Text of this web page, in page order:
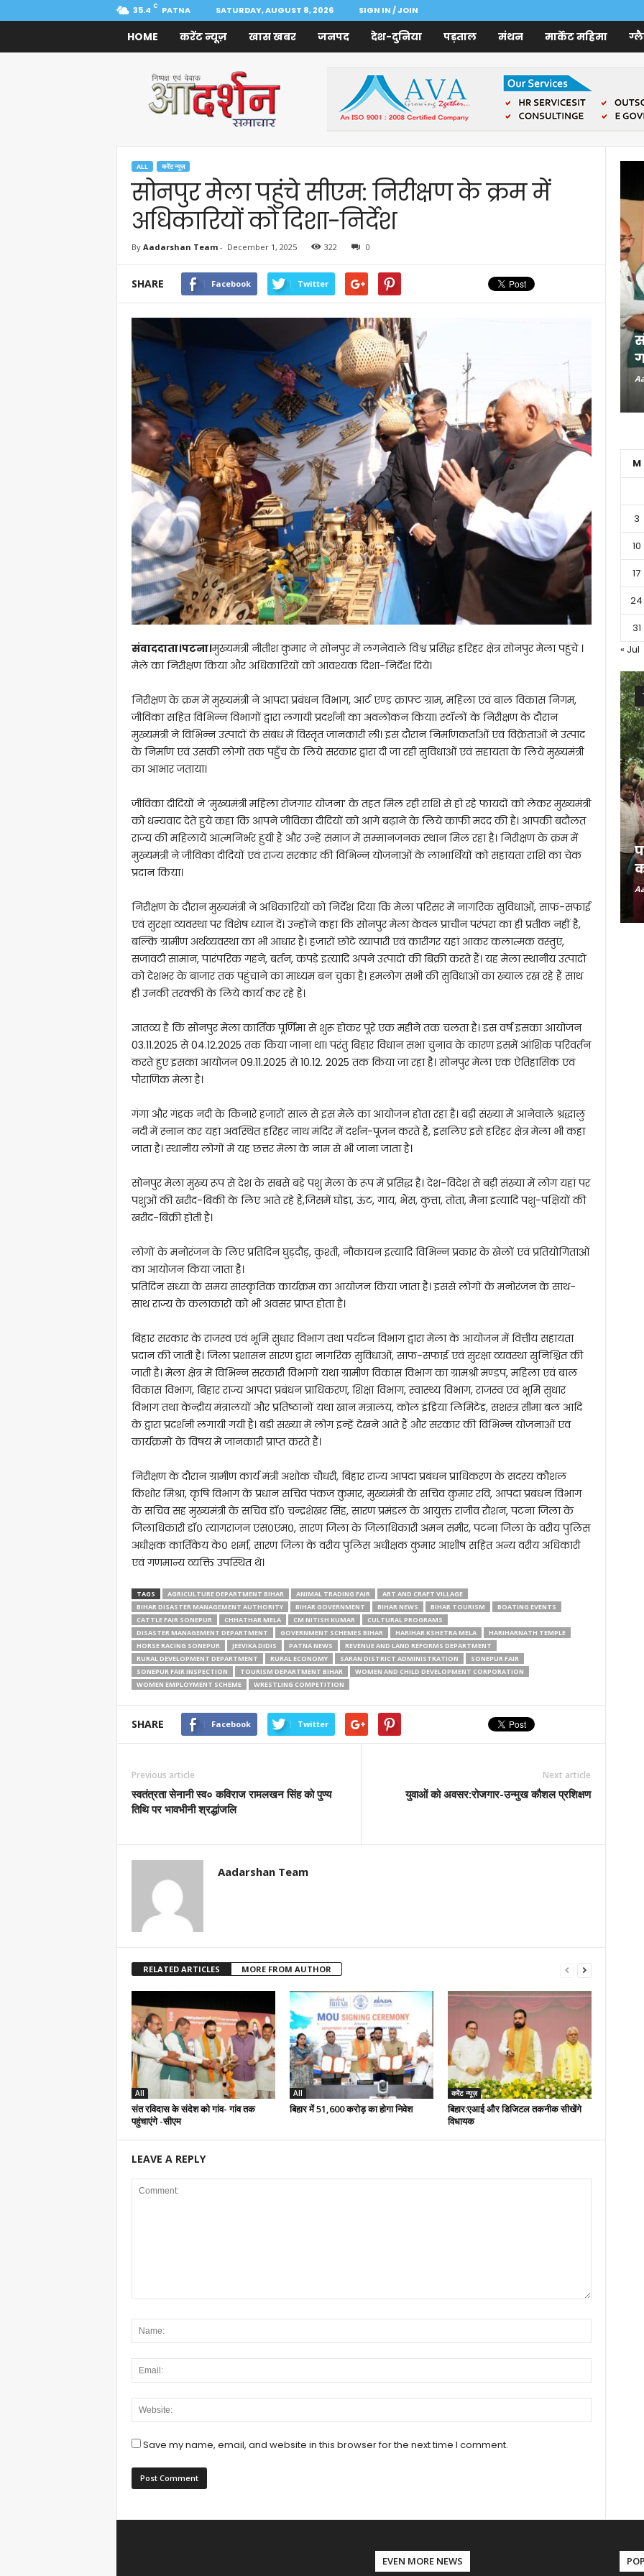
35.4 C PATNA SATURDAY, AUGUST 8, 2026 SIGN IN / JOIN
HOME करेंट न्यूज़ खास खबर जनपद देश-दुनिया पड़ताल मंथन मार्केट महिमा
Samachar
ALL करेंट न्यूज़
सोनपुर मेला पहुंचे सीएम: निरीक्षण के क्रम में
अधिकारियों को दिशा-निर्देश
By Aadarshan Team- December 1, 2025 322 0
SHARE Facebook Twitter
संवाददाता।पटना।मुख्यमंत्री नीतीश कुमार ने सोनपुर में लगनेवाले विश्व प्रसिद्ध हरिहर क्षेत्र सोनपुर मेला पहुंचे ।
मेले का निरीक्षण किया और अधिकारियों को आवश्यक दिशा-निर्देश दिये।
निरीक्षण के क्रम में मुख्यमंत्री ने आपदा प्रबंधन विभाग, आर्ट एण्ड क्राफ्ट ग्राम, महिला एवं बाल विकास निगम,
जीविका सहित विभिन्न विभागों द्वारा लगायी प्रदर्शनी का अवलोकन किया। स्टॉलों के निरीक्षण के दौरान
मुख्यमंत्री ने विभिन्न उत्पादों के संबंध में विस्तृत जानकारी ली। इस दौरान निर्माणकर्ताओं एवं विक्रेताओं ने उत्पाद
के निर्माण एवं उसकी लोगों तक पहुँच के लिये सरकार द्वारा दी जा रही सुविधाओं एवं सहायता के लिये मुख्यमंत्री
का आभार जताया।
जीविका दीदियों ने ‘मुख्यमंत्री महिला रोजगार योजना’ के तहत मिल रही राशि से हो रहे फायदों को लेकर मुख्यमंत्री
को धन्यवाद देते हुये कहा कि आपने जीविका दीदियों को आगे बढ़ाने के लिये काफी मदद की है। आपकी बदौलत
राज्य की महिलायें आत्मनिर्भर हुयी हैं और उन्हें समाज में सम्मानजनक स्थान मिल रहा है। निरीक्षण के क्रम में
मुख्यमंत्री ने जीविका दीदियों एवं राज्य सरकार की विभिन्न योजनाओं के लाभार्थियों को सहायता राशि का चेक
प्रदान किया।
निरीक्षण के दौरान मुख्यमंत्री ने अधिकारियों को निर्देश दिया कि मेला परिसर में नागरिक सुविधाओं, साफ-सफाई
एवं सुरक्षा व्यवस्था पर विशेष ध्यान दें। उन्होंने कहा कि सोनपुर मेला केवल प्राचीन परंपरा का ही प्रतीक नहीं है,
बल्कि ग्रामीण अर्थव्यवस्था का भी आधार है। हजारों छोटे व्यापारी एवं कारीगर यहां आकर कलात्मक वस्तुएं,
सजावटी सामान, पारंपरिक गहने, बर्तन, कपड़े इत्यादि अपने उत्पादों की बिक्री करते हैं। यह मेला स्थानीय उत्पादों
को देशभर के बाजार तक पहुंचाने का माध्यम बन चुका है। हमलोग सभी की सुविधाओं का ख्याल रख रहे हैं साथ
ही उनकी तरक्की के लिये कार्य कर रहे हैं।
ज्ञातव्य है कि सोनपुर मेला कार्तिक पूर्णिमा से शुरू होकर पूरे एक महीने तक चलता है। इस वर्ष इसका आयोजन
03.11.2025 से 04.12.2025 तक किया जाना था। परंतु बिहार विधान सभा चुनाव के कारण इसमें आंशिक परिवर्तन
करते हुए इसका आयोजन 09.11.2025 से 10.12. 2025 तक किया जा रहा है। सोनपुर मेला एक ऐतिहासिक एवं
पौराणिक मेला है।
गंगा और गंडक नदी के किनारे हजारों साल से इस मेले का आयोजन होता रहा है। बड़ी संख्या में आनेवाले श्रद्धालु
नदी में स्नान कर यहां अवस्थित हरिहर नाथ मंदिर में दर्शन-पूजन करते हैं, इसलिए इसे हरिहर क्षेत्र मेला भी कहा
जाता है। स्थानीय लोगों में यह छत्तर मेला के नाम से भी जाना जाता है।
सोनपुर मेला मुख्य रूप से देश के सबसे बड़े पशु मेला के रूप में प्रसिद्ध है। देश-विदेश से बड़ी संख्या में लोग यहां पर
पशुओं की खरीद-बिकी के लिए आते रहे हैं,जिसमें घोड़ा, ऊंट, गाय, भैंस, कुत्ता, तोता, मैना इत्यादि पशु-पक्षियों की
खरीद-बिक्री होती है।
लोगों के मनोरंजन के लिए प्रतिदिन घुड़दौड़, कुश्ती, नौकायन इत्यादि विभिन्न प्रकार के खेलों एवं प्रतियोगिताओं
का आयोजन किया जाता है।
प्रतिदिन संध्या के समय सांस्कृतिक कार्यक्रम का आयोजन किया जाता है। इससे लोगों के मनोरंजन के साथ-
साथ राज्य के कलाकारों को भी अवसर प्राप्त होता है।
बिहार सरकार के राजस्व एवं भूमि सुधार विभाग तथा पर्यटन विभाग द्वारा मेला के आयोजन में वित्तीय सहायता
प्रदान की जाती है। जिला प्रशासन सारण द्वारा नागरिक सुविधाओं, साफ-सफाई एवं सुरक्षा व्यवस्था सुनिश्चित की
जाती है। मेला क्षेत्र में विभिन्न सरकारी विभागों यथा ग्रामीण विकास विभाग का ग्रामश्री मण्डप, महिला एवं बाल
विकास विभाग, बिहार राज्य आपदा प्रबंधन प्राधिकरण, शिक्षा विभाग, स्वास्थ्य विभाग, राजस्व एवं भूमि सुधार
विभाग तथा केन्द्रीय मंत्रालयों और प्रतिष्ठानों यथा खान मंत्रालय, कोल इंडिया लिमिटेड, सशस्त्र सीमा बल आदि
के द्वारा प्रदर्शनी लगायी गयी है। बड़ी संख्या में लोग इन्हें देखने आते हैं और सरकार की विभिन्न योजनाओं एवं
कार्यक्रमों के विषय में जानकारी प्राप्त करते हैं।
निरीक्षण के दौरान ग्रामीण कार्य मंत्री अशोक चौधरी, बिहार राज्य आपदा प्रबंधन प्राधिकरण के सदस्य कौशल
किशोर मिश्रा, कृषि विभाग के प्रधान सचिव पंकज कुमार, मुख्यमंत्री के सचिव कुमार रवि, आपदा प्रबंधन विभाग
के सचिव सह मुख्यमंत्री के सचिव डॉ० चन्द्रशेखर सिंह, सारण प्रमंडल के आयुक्त राजीव रौशन, पटना जिला के
जिलाधिकारी डॉ० त्यागराजन एस०एम०, सारण जिला के जिलाधिकारी अमन समीर, पटना जिला के वरीय पुलिस
अधीक्षक कार्तिकेय के० शर्मा, सारण जिला के वरीय पुलिस अधीक्षक कुमार आशीष सहित अन्य वरीय अधिकारी
एवं गणमान्य व्यक्ति उपस्थित थे।
TAGS AGRICULTURE DEPARTMENT BIHAR ANIMAL TRADING FAIR
ART AND CRAFT VILLAGE
BIHAR DISASTER MANAGEMENT AUTHORITY
BIHAR GOVERNMENT BIHAR NEWS BIHAR TOURISM
BOATING EVENTS
CATTLE FAIR SONEPUR
CHHATHAR MELA CM NITISH KUMAR
CULTURAL PROGRAMS
DISASTER MANAGEMENT DEPARTMENT
GOVERNMENT SCHEMES BIHAR HARIHAR KSHETRA MELA
HARIHARNATH TEMPLE
HORSE RACING SONEPUR
JEEVIKA DIDIS PATNA NEWS
REVENUE AND LAND REFORMS DEPARTMENT
RURAL DEVELOPMENT DEPARTMENT
RURAL ECONOMY SARAN DISTRICT ADMINISTRATION
SONEPUR FAIR
SONEPUR FAIR INSPECTION
TOURISM DEPARTMENT BIHAR
WOMEN AND CHILD DEVELOPMENT CORPORATION
WOMEN EMPLOYMENT SCHEME
WRESTLING COMPETITION
SHARE Facebook Twitter
Previous article
स्वतंत्रता सेनानी स्व० कविराज रामलखन सिंह को पुण्य
तिथि पर भावभीनी श्रद्धांजलि
Next article
युवाओं को अवसर:रोजगार-उन्मुख कौशल प्रशिक्षण
Aadarshan Team
RELATED ARTICLES MORE FROM AUTHOR
All
संत रविदास के संदेश को गांव- गांव तक
पहुंचाएंगे -सीएम
All
बिहार में 51,600 करोड़ का होगा निवेश
करेंट न्यूज़
बिहार:एआई और डिजिटल तकनीक सीखेंगे
विधायक
LEAVE A REPLY
Save my name, email, and website in this browser for the next time I comment.
M
3
10
17
24
31
« Jul
EVEN MORE NEWS